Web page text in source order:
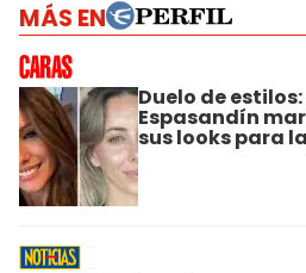
MÁS EN
Duelo de
Espasandín
sus looks para